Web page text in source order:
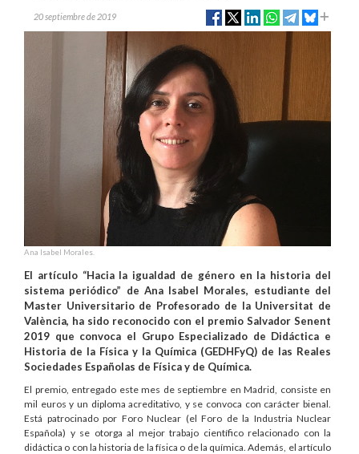
20 septiembre de 2019
Ana Isabel Morales.
El artículo “Hacia la igualdad de género en la historia del
sistema periódico” de Ana Isabel Morales, estudiante del
Master Universitario de Profesorado de la Universitat de
València, ha sido reconocido con el premio Salvador Senent
2019 que convoca el Grupo Especializado de Didáctica e
Historia de la Física y la Química (GEDHFyQ) de las Reales
Sociedades Españolas de Física y de Química.
El premio, entregado este mes de septiembre en Madrid, consiste en
mil euros y un diploma acreditativo, y se convoca con carácter bienal.
Está patrocinado por Foro Nuclear (el Foro de la Industria Nuclear
Española) y se otorga al mejor trabajo científico relacionado con la
didáctica o con la historia de la física o de la química. Además, el artículo